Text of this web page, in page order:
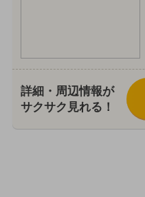
詳細・周辺情報が
サクサク見れる！